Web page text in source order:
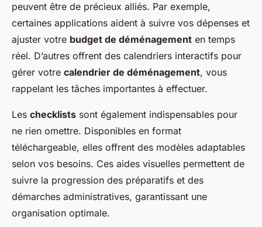
peuvent être de précieux alliés. Par exemple,
certaines applications aident à suivre vos dépenses et
ajuster votre budget de déménagement en temps
réel. D’autres offrent des calendriers interactifs pour
gérer votre calendrier de déménagement, vous
rappelant les tâches importantes à effectuer.
Les checklists sont également indispensables pour
ne rien omettre. Disponibles en format
téléchargeable, elles offrent des modèles adaptables
selon vos besoins. Ces aides visuelles permettent de
suivre la progression des préparatifs et des
démarches administratives, garantissant une
organisation optimale.